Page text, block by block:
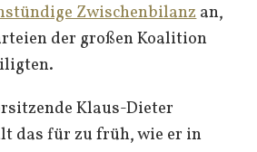
Zwischenbilanzan,
der großen Koalition
Klaus-Dieter
das für zu früh, wie er in